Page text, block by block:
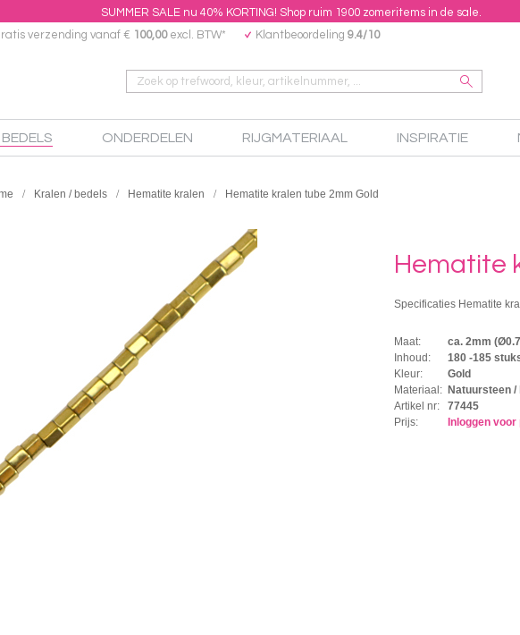
SUMMER SALE nu 40% KORTING! Shop ruim 1900 zomeritems in de sale.
verzending vanaf € 100,00excl. BTW* Klantbeoordeling 9.4/10
ONDERDELEN RIJGMATERIAAL INSPIRATIE
Kralen / bedels Hematite kralen Hematite kralen tube 2mm Gold
Hematite
Specificaties Hematite
Maat:
ca. 2mm
Inhoud:
180 -185
Kleur:
Gold
Materiaal: Natuursteen /
Artikel nr:
77445
Prijs:
Inloggen voor